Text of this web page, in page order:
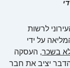
לרשות
על ידי
בשכר, העסקה
יציב את חבר